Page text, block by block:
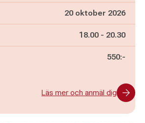
20 oktober 2026
Pågår mellan
18.00 - och
20.30
550:-
Läs mer och anmäl dig